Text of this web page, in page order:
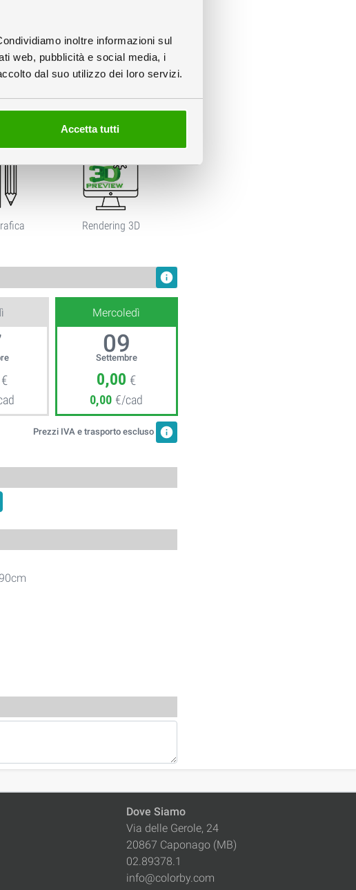
inoltre informazioni sul
web, pubblicità e social media, i
dal suo utilizzo dei loro servizi.
Accetta tutti
info
Rendering 3D
info
€
Mercoledì
09
Settembre
0,00 €
0,00 €/cad
Prezzi IVA e trasporto escluso info
Dove Siamo
Via delle Gerole, 24
20867 Caponago (MB)
02.89378.1
info@colorby.com